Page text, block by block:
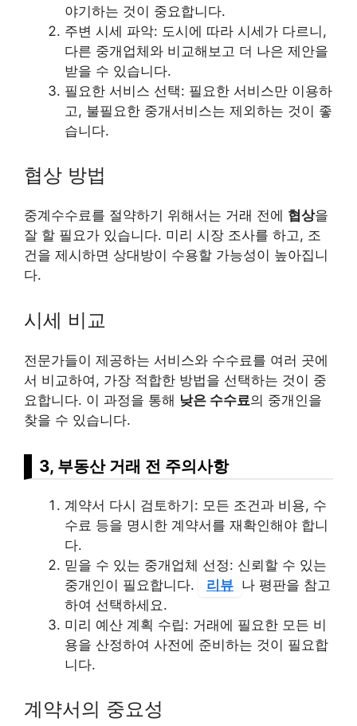
야기하는 것이 중요합니다.
주변 시세 파악: 도시에 따라 시세가 다르니,
다른 중개업체와 비교해보고 더 나은 제안을
받을 수 있습니다.
필요한 서비스 선택: 필요한 서비스만 이용하
고, 불필요한 중개서비스는 제외하는 것이 좋
습니다.
협상 방법
중계수수료를 절약하기 위해서는 거래 전에 협상을
잘 할 필요가 있습니다. 미리 시장 조사를 하고, 조
건을 제시하면 상대방이 수용할 가능성이 높아집니
다.
시세 비교
전문가들이 제공하는 서비스와 수수료를 여러 곳에
서 비교하여, 가장 적합한 방법을 선택하는 것이 중
요합니다. 이 과정을 통해 낮은 수수료의 중개인을
찾을 수 있습니다.
3, 부동산 거래 전 주의사항
계약서 다시 검토하기: 모든 조건과 비용, 수
수료 등을 명시한 계약서를 재확인해야 합니
다.
믿을 수 있는 중개업체 선정: 신뢰할 수 있는
중개인이 필요합니다.
리뷰 나 평판을 참고
하여 선택하세요.
미리 예산 계획 수립: 거래에 필요한 모든 비
용을 산정하여 사전에 준비하는 것이 필요합
니다.
계약서의 중요성